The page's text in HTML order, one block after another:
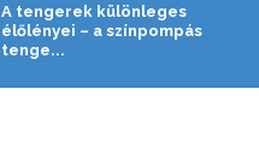
A tengerek különleges
élőlényei – a színpompás
tenge...